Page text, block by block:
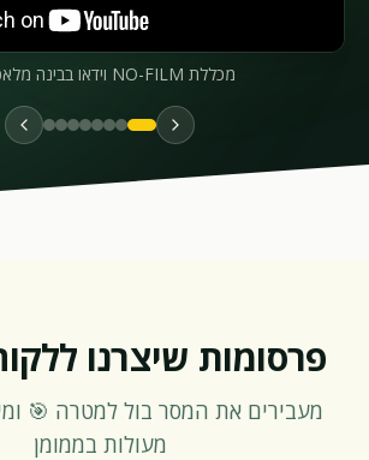
מכללת NO-FILM וידאו בבינה מלאכותית
פרסומות שיצרנו
מעבירים את המסר בול למטרה 🎯
מעולות בממומן